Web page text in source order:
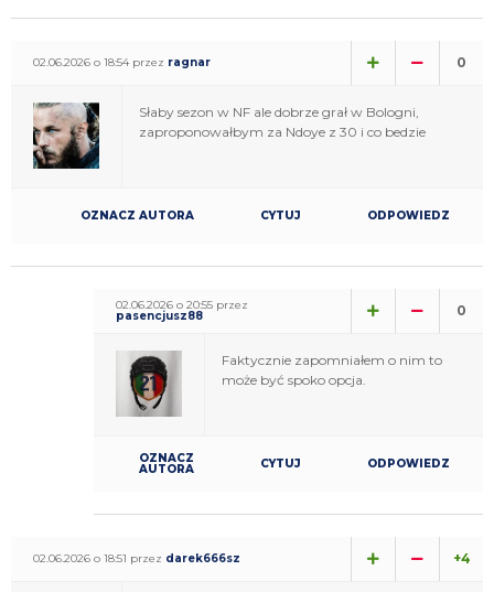
02.06.2026 o 18:54 przez ragnar 0
Słaby sezon w NF ale dobrze grał w Bologni,
zaproponowałbym za Ndoye z 30 i co bedzie
OZNACZ AUTORA CYTUJ ODPOWIEDZ
02.06.2026 o 20:55 przez
pasencjusz88 0
Faktycznie zapomniałem o nim to
może być spoko opcja.
OZNACZ
AUTORA CYTUJ ODPOWIEDZ
02.06.2026 o 18:51 przez darek666sz +4